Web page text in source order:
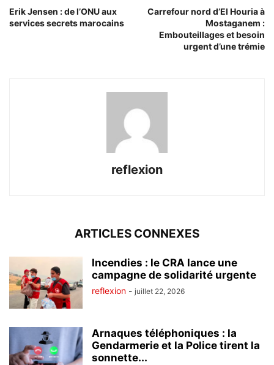
Erik Jensen : de l’ONU aux
services secrets marocains
Carrefour nord d’El Houria à
Mostaganem :
Embouteillages et besoin
urgent d’une trémie
reflexion
ARTICLES CONNEXES
Incendies : le CRA lance une
campagne de solidarité urgente
reflexion - juillet 22, 2026
Arnaques téléphoniques : la
Gendarmerie et la Police tirent la
sonnette...